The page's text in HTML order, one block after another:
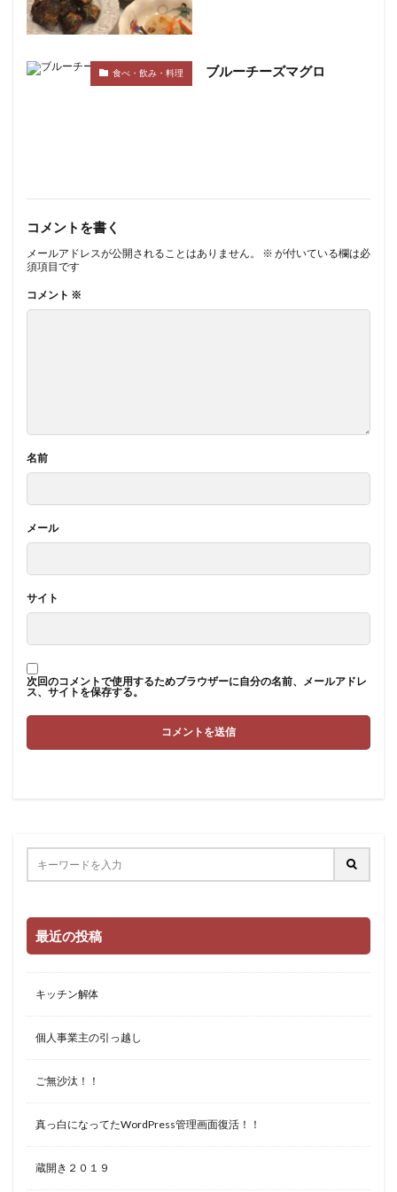
食べ・飲み・料理 ブルーチーズマグロ
コメントを書く
メールアドレスが公開されることはありません。 ※ が付いている欄は必
須項目です
コメント ※
名前
メール
サイト
次回のコメントで使用するためブラウザーに自分の名前、メールアドレ
ス、サイトを保存する。
最近の投稿
キッチン解体
個人事業主の引っ越し
ご無沙汰！！
真っ白になってたWordPress管理画面復活！！
蔵開き２０１９